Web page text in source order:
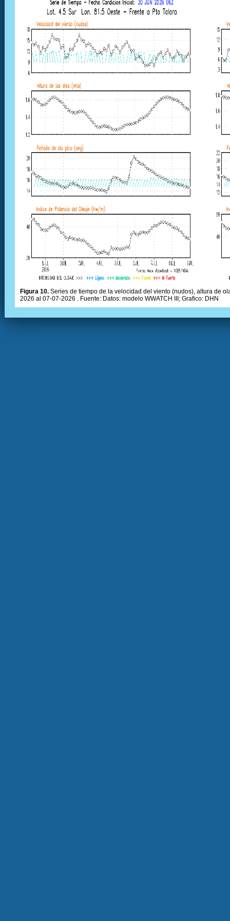
Figura 10. Series de tiempo de la velocidad del viento (nudos), altura de
2026 al 07-07-2026 . Fuente: Datos: modelo WWATCH III; Grafico: DHN